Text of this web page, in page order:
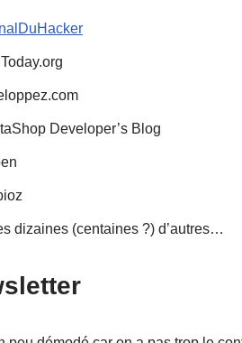
Developer’s Blog
dizaines (centaines ?) d’autres…